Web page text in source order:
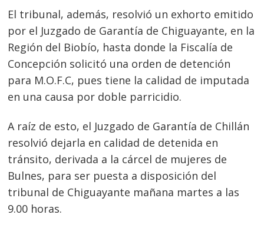
El tribunal, además, resolvió un exhorto emitido
por el Juzgado de Garantía de Chiguayante, en la
Región del Biobío, hasta donde la Fiscalía de
Concepción solicitó una orden de detención
para M.O.F.C, pues tiene la calidad de imputada
en una causa por doble parricidio.
A raíz de esto, el Juzgado de Garantía de Chillán
resolvió dejarla en calidad de detenida en
tránsito, derivada a la cárcel de mujeres de
Bulnes, para ser puesta a disposición del
tribunal de Chiguayante mañana martes a las
9.00 horas.